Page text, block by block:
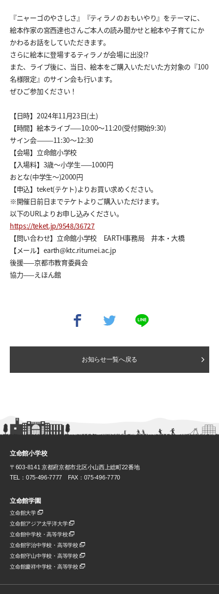
『ニャーゴのやさしさ』『ティラノのおもいやり』をテーマに、
絵本作家の宮西達也さんご本人の読み聞かせと絵本や子育てにか
かわるお話をしていただきます。
さらに絵本に登場するティラノが会場に出没⁉
また、ライブ後に、当日、絵本をご購入いただいた方対象の『100
名様限定』のサイン会も行います。
ぜひご参加ください！
【日時】2024年11月23日(土)
【時間】絵本ライブ——10:00～11:20(受付開始9:30)
サイン会———11:30～12:30
【会場】立命館小学校
【入場料】3歳～小学生——1000円
おとな(中学生～)2000円
【申込】teket(テケト)よりお買い求めください。
※開催日前日までテケトよりご購入いただけます。
以下のURLよりお申し込みください。
https://teket.jp/9548/36727
【問い合わせ】立命館小学校 EARTH事務局 井本・大橋
【メール】earth@ktc.ritumei.ac.jp
後援——京都市教育委員会
協力——えほん館
お知らせ一覧へ戻る
立命館小学校
〒603-8141 京都府京都市北区小山西上総町22番地
TEL：075-496-7777 FAX：075-496-7770
立命館学園
立命館大学
立命館アジア太平洋大学
立命館中学校・高等学校
立命館宇治中学校・高等学校
立命館守山中学校・高等学校
立命館慶祥中学校・高等学校